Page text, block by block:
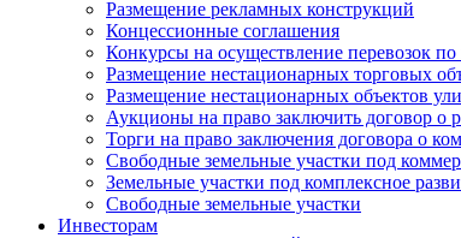
Размещение рекламных конструкций
Концессионные соглашения
Конкурсы на осуществление перевозок
Размещение нестационарных торговых
Размещение нестационарных объектов
Аукционы на право заключить договор о
Торги на право заключения договора о
Свободные земельные участки под
Земельные участки под комплексное
Свободные земельные участки
Инвесторам